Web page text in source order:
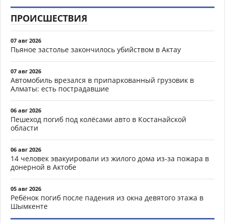
ПРОИСШЕСТВИЯ
07 авг 2026
Пьяное застолье закончилось убийством в Актау
07 авг 2026
Автомобиль врезался в припаркованный грузовик в
Алматы: есть пострадавшие
06 авг 2026
Пешеход погиб под колёсами авто в Костанайской
области
06 авг 2026
14 человек эвакуировали из жилого дома из-за пожара в
донерной в Актобе
05 авг 2026
Ребёнок погиб после падения из окна девятого этажа в
Шымкенте